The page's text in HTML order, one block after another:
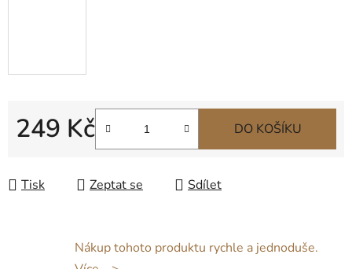
249 Kč DO KOŠÍKU
Tisk Zeptat se Sdílet
Nákup tohoto produktu rychle a jednoduše.